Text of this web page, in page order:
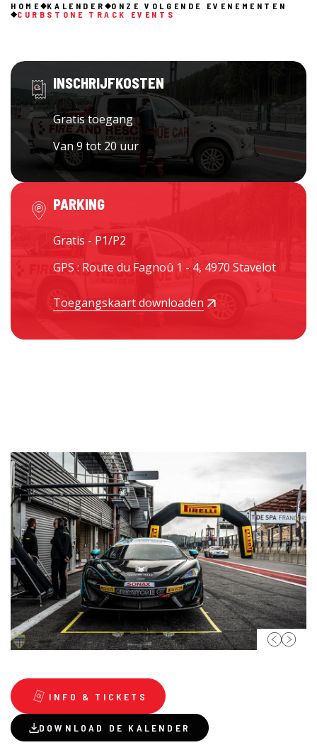
HOME KALENDER
ONZE VOLGENDE EVENEMENTEN
CURBSTONE TRACK EVENTS
INSCHRIJFKOSTEN
Gratis toegang
Van 9 tot 20 uur
PARKING
Gratis - P1/P2
GPS : Route du Fagnoû 1 - 4, 4970 Stavelot
Toegangskaart downloaden
INFO & TICKETS
DOWNLOAD DE KALENDER